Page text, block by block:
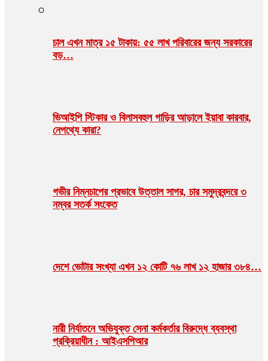
চাল এখন মাত্র ১৫ টাকায়: ৫৫ লাখ পরিবারের জন্য সরকারের
বড়…
ভিআইপি স্টিকার ও বিলাসবহুল গাড়ির আড়ালে ইয়াবা কারবার,
নেপথ্যে কারা?
গভীর নিম্নচাপের প্রভাবে উত্তাল সাগর, চার সমুদ্রবন্দরে ৩
নম্বর সতর্ক সংকেত
দেশে ভোটার সংখ্যা এখন ১২ কোটি ৭৬ লাখ ১২ হাজার ৩৮৪…
নারী নির্যাতনে অভিযুক্ত সেনা কর্মকর্তার বিরুদ্ধে ব্যবস্থা
প্রক্রিয়াধীন : আইএসপিআর